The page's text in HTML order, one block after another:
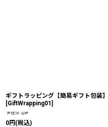
ギフトラッピング【簡易ギフト包装】
[GiftWrapping01]
0円 (税込)